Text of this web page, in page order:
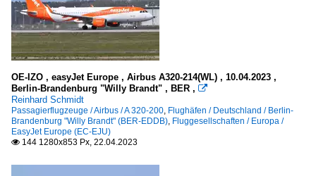
OE-IZO , easyJet Europe , Airbus A320-214(WL) , 10.04.2023 ,
Berlin-Brandenburg "Willy Brandt" , BER , 
Reinhard Schmidt
Passagierflugzeuge / Airbus / A 320-200, Flughäfen / Deutschland / Berlin-
Brandenburg "Willy Brandt" (BER-EDDB), Fluggesellschaften / Europa /
EasyJet Europe (EC-EJU)
 144 1280x853 Px, 22.04.2023